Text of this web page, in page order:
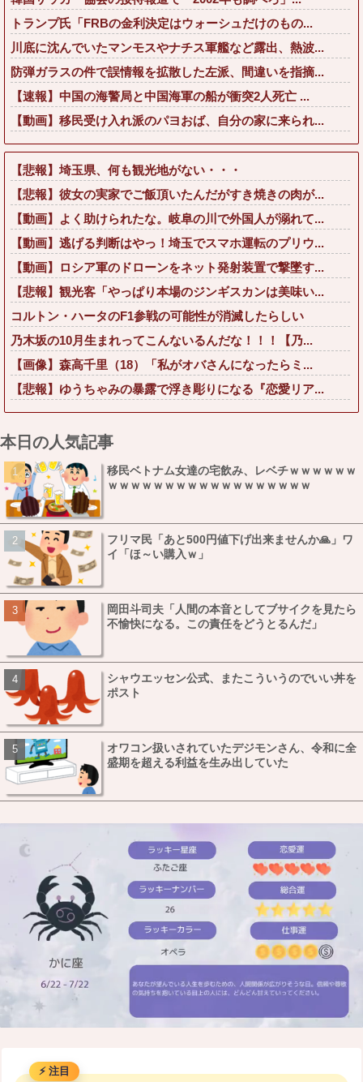
トランプ氏「FRBの金利決定はウォーシュだけのもの...
川底に沈んでいたマンモスやナチス軍艦など露出、熱波...
防弾ガラスの件で誤情報を拡散した左派、間違いを指摘...
【速報】中国の海警局と中国海軍の船が衝突2人死亡 ...
【動画】移民受け入れ派のパヨおば、自分の家に来られ...
【悲報】埼玉県、何も観光地がない・・・
【悲報】彼女の実家でご飯頂いたんだがすき焼きの肉が...
【動画】よく助けられたな。岐阜の川で外国人が溺れて...
【動画】逃げる判断はやっ！埼玉でスマホ運転のプリウ...
【動画】ロシア軍のドローンをネット発射装置で撃墜す...
【悲報】観光客「やっぱり本場のジンギスカンは美味い...
コルトン・ハータのF1参戦の可能性が消滅したらしい
乃木坂の10月生まれってこんないるんだな！！！【乃...
【画像】森高千里（18）「私がオバさんになったらミ...
【悲報】ゆうちゃみの暴露で浮き彫りになる『恋愛リア...
本日の人気記事
移民ベトナム女達の宅飲み、レベチｗｗｗｗｗｗ
ｗｗｗｗｗｗｗｗｗｗｗｗｗｗｗｗｗｗ
フリマ民「あと500円値下げ出来ませんか🙏」ワ
イ「ほ～い購入ｗ」
岡田斗司夫「人間の本音としてブサイクを見たら
不愉快になる。この責任をどうとるんだ」
シャウエッセン公式、またこういうのでいい丼を
ポスト
オワコン扱いされていたデジモンさん、令和に全
盛期を超える利益を生み出していた
M